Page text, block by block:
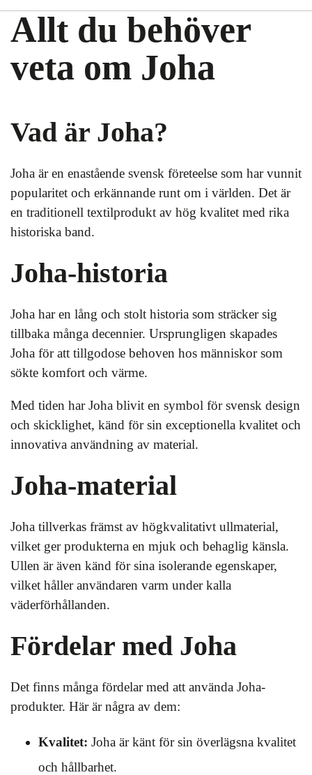
Allt du behöver
veta om Joha
Vad är Joha?
Joha är en enastående svensk företeelse som har vunnit
popularitet och erkännande runt om i världen. Det är
en traditionell textilprodukt av hög kvalitet med rika
historiska band.
Joha-historia
Joha har en lång och stolt historia som sträcker sig
tillbaka många decennier. Ursprungligen skapades
Joha för att tillgodose behoven hos människor som
sökte komfort och värme.
Med tiden har Joha blivit en symbol för svensk design
och skicklighet, känd för sin exceptionella kvalitet och
innovativa användning av material.
Joha-material
Joha tillverkas främst av högkvalitativt ullmaterial,
vilket ger produkterna en mjuk och behaglig känsla.
Ullen är även känd för sina isolerande egenskaper,
vilket håller användaren varm under kalla
väderförhållanden.
Fördelar med Joha
Det finns många fördelar med att använda Joha-
produkter. Här är några av dem:
Kvalitet: Joha är känt för sin överlägsna kvalitet
och hållbarhet.